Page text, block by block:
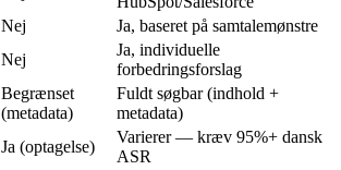
Nej
Ja, baseret på samtalemønstre
Nej
Ja, individuelle
forbedringsforslag
Begrænset
(metadata)
Fuldt søgbar (indhold +
metadata)
Ja (optagelse)
Varierer — kræv 95%+ dansk
ASR